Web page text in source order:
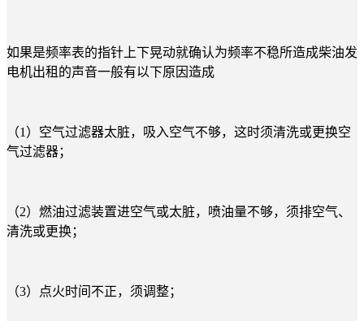
如果是频率表的指针上下晃动就确认为频率不稳所造成柴油发
电机出租的声音一般有以下原因造成
（1）空气过滤器太脏，吸入空气不够，这时须清洗或更换空
气过滤器；
（2）燃油过滤装置进空气或太脏，喷油量不够，须排空气、
清洗或更换；
（3）点火时间不正，须调整；